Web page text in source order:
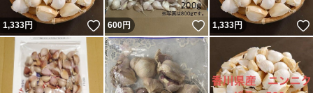
1,333円 いいね！
600円 いいね！
1,333円